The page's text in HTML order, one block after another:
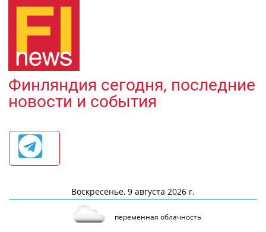
Финляндия сегодня, последние
новости и события
Воскресенье, 9 августа 2026 г.
переменная облачность